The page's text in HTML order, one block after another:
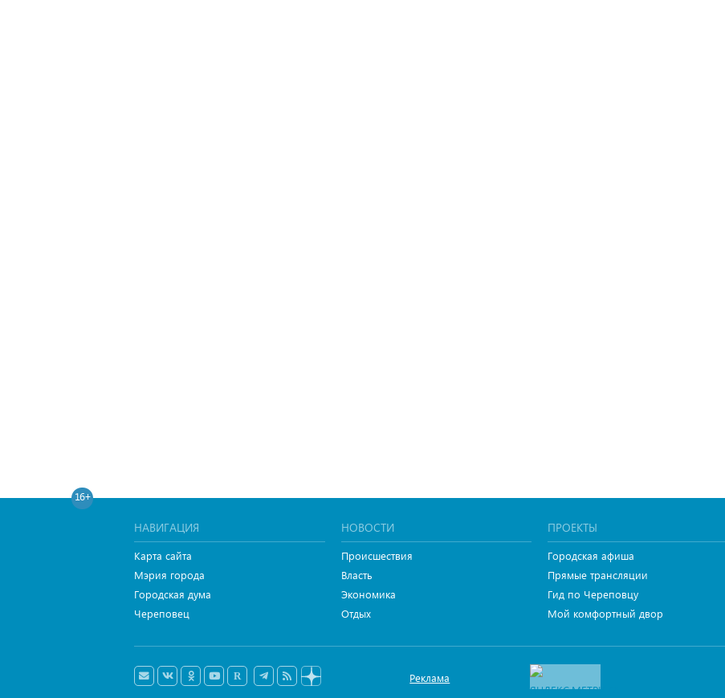
16+
НАВИГАЦИЯ
Карта сайта
Мэрия города
Городская дума
Череповец
НОВОСТИ
Происшествия
Власть
Экономика
Отдых
ПРОЕКТЫ
Городская афиша
Прямые трансляции
Гид по Череповцу
Мой комфортный двор
Реклама